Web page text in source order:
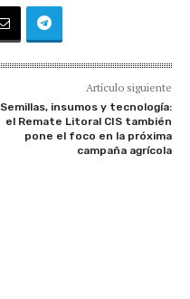
Artículo siguiente
Semillas, insumos y tecnología:
el Remate Litoral CIS también
pone el foco en la próxima
campaña agrícola